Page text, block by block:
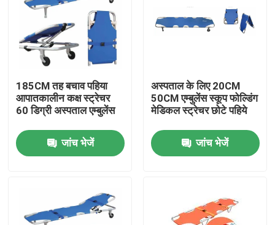
उत्पाद
185CM तह बचाव पहिया
आपातकालीन कक्ष स्ट्रेचर
60 डिग्री अस्पताल एम्बुलेंस
जांच भेजें
अस्पताल के लिए 20CM
50CM एम्बुलेंस स्कूप फोल्डिंग
मेडिकल स्ट्रेचर छोटे पहिये
जांच भेजें